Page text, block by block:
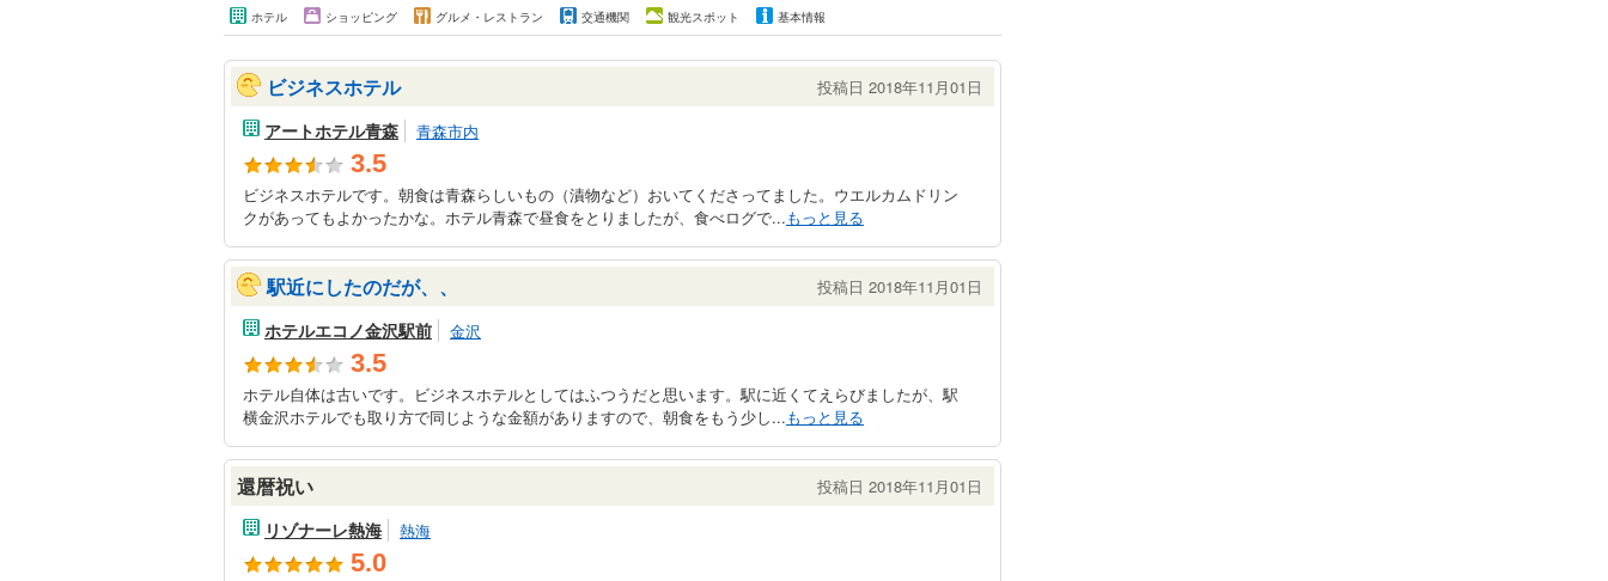
ホテル ショッピング グルメ・レストラン 交通機関 観光スポット 基本情報
ビジネスホテル 投稿日 2018年11月01日
アートホテル青森 青森市内
3.5
ビジネスホテルです。朝食は青森らしいもの（漬物など）おいてくださってました。ウエルカムドリン
クがあってもよかったかな。ホテル青森で昼食をとりましたが、食べログで...もっと見る
駅近にしたのだが、、 投稿日 2018年11月01日
ホテルエコノ金沢駅前 金沢
3.5
ホテル自体は古いです。ビジネスホテルとしてはふつうだと思います。駅に近くてえらびましたが、駅
横金沢ホテルでも取り方で同じような金額がありますので、朝食をもう少し...もっと見る
還暦祝い 投稿日 2018年11月01日
リゾナーレ熱海 熱海
5.0